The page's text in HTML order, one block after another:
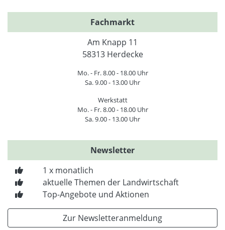
Fachmarkt
Am Knapp 11
58313 Herdecke
Mo. - Fr. 8.00 - 18.00 Uhr
Sa. 9.00 - 13.00 Uhr
Werkstatt
Mo. - Fr. 8.00 - 18.00 Uhr
Sa. 9.00 - 13.00 Uhr
Newsletter
1 x monatlich
aktuelle Themen der Landwirtschaft
Top-Angebote und Aktionen
Zur Newsletteranmeldung